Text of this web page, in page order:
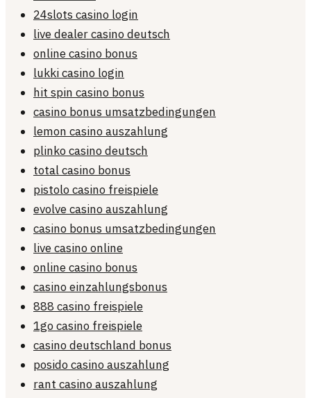
24slots casino login
live dealer casino deutsch
online casino bonus
lukki casino login
hit spin casino bonus
casino bonus umsatzbedingungen
lemon casino auszahlung
plinko casino deutsch
total casino bonus
pistolo casino freispiele
evolve casino auszahlung
casino bonus umsatzbedingungen
live casino online
online casino bonus
casino einzahlungsbonus
888 casino freispiele
1go casino freispiele
casino deutschland bonus
posido casino auszahlung
rant casino auszahlung